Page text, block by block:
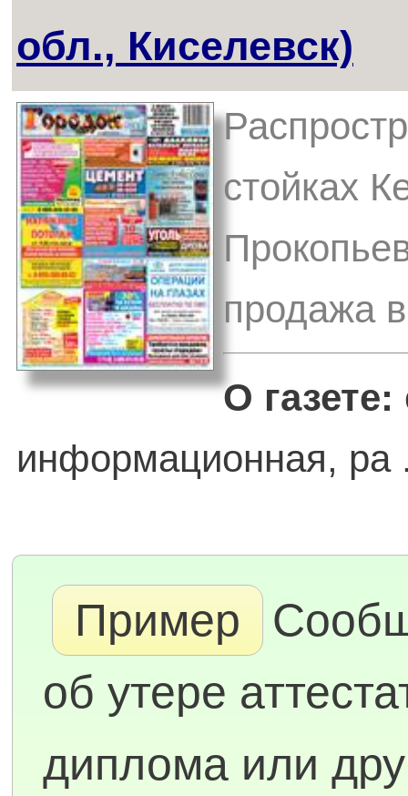
обл., Киселевск)
стойках
продажа
О газете:
информационная,
Пример
об утере
диплома или